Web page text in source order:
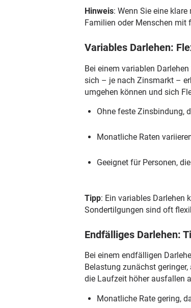
Hinweis: Wenn Sie eine
Familien oder Menschen mit
Variables Darlehen:
Bei einem variablen
sich – je nach Zinsmarkt –
umgehen können und sich
Ohne feste Zinsbindung,
Monatliche Raten
Geeignet für Personen,
Tipp: Ein variables Darlehen
Sondertilgungen sind oft
Endfälliges Darlehen:
Bei einem endfälligen
Belastung zunächst
die Laufzeit höher ausfallen
Monatliche Rate gering,